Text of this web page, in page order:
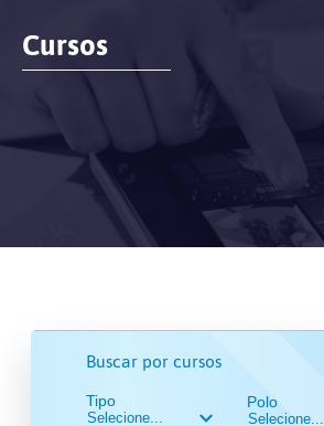
Cursos
Buscar por cursos
Tipo Polo